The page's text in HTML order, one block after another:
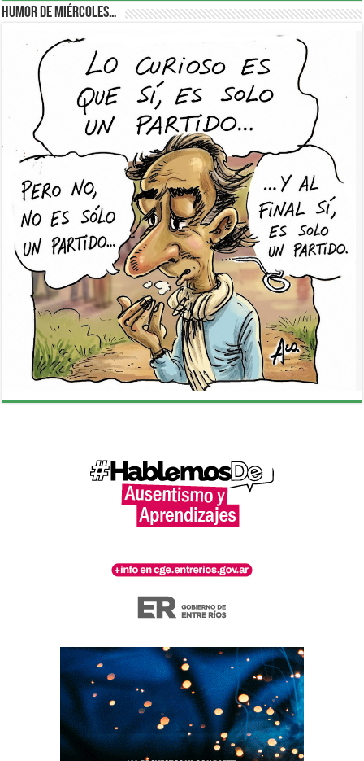
Humor de Miércoles…